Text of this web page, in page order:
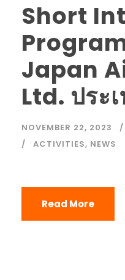
Short
Japan
Ltd. ประ
NOVEMBER 22, 2023
ACTIVITIES, NEWS
Read More